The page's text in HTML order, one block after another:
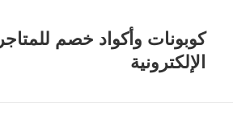
كوبونات وأكواد خصم للمتاجر
الإلكترونية